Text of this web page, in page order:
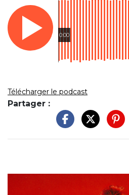
0:00
Télécharger le podcast
Partager :